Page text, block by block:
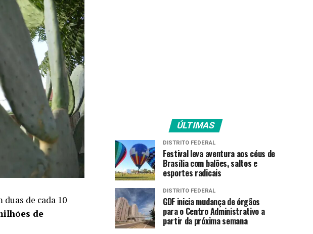
de cada 10
de
ÚLTIMAS
DISTRITO FEDERAL
Festival leva aventura aos céus de
Brasília com balões, saltos e
esportes radicais
DISTRITO FEDERAL
GDF inicia mudança de órgãos
para o Centro Administrativo a
partir da próxima semana